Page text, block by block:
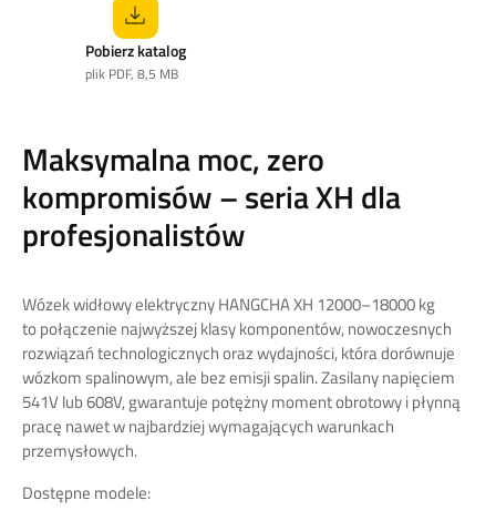
Pobierz katalog
plik PDF, 8,5 MB
Maksymalna moc, zero
kompromisów – seria XH dla
profesjonalistów
Wózek widłowy elektryczny HANGCHA XH 12000–18000 kg
to połączenie najwyższej klasy komponentów, nowoczesnych
rozwiązań technologicznych oraz wydajności, która dorównuje
wózkom spalinowym, ale bez emisji spalin. Zasilany napięciem
541V lub 608V, gwarantuje potężny moment obrotowy i płynną
pracę nawet w najbardziej wymagających warunkach
przemysłowych.
Dostępne modele: